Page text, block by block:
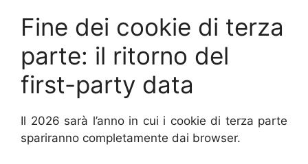
Fine dei cookie di terza
parte: il ritorno del
first-party data
Il 2026 sarà l’anno in cui i cookie di terza parte
spariranno completamente dai browser.